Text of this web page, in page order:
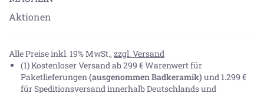
Aktionen
Alle Preise inkl. 19% MwSt., zzgl. Versand
(1) Kostenloser Versand ab 299 € Warenwert für
Paketlieferungen(ausgenommen Badkeramik) und 1.299 €
für Speditionsversand innerhalb Deutschlands und